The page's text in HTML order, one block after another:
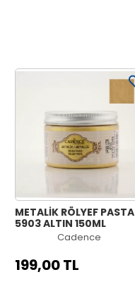
METALİK RÖLYEF PASTA
5903 ALTIN 150ML
Cadence
199,00 TL